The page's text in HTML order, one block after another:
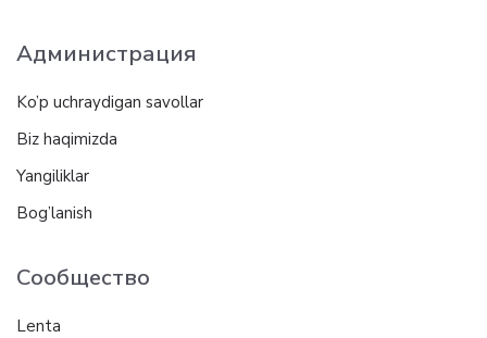
Администрация
Ko’p uchraydigan savollar
Biz haqimizda
Yangiliklar
Bog’lanish
Сообщество
Lenta